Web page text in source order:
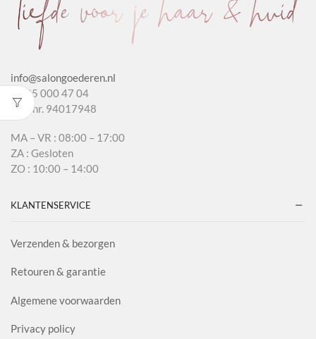
info@salongoederen.nl
T 085 000 47 04
KvK nr. 94017948
MA – VR : 08:00 – 17:00
ZA : Gesloten
ZO : 10:00 – 14:00
KLANTENSERVICE
Verzenden & bezorgen
Retouren & garantie
Algemene voorwaarden
Privacy policy